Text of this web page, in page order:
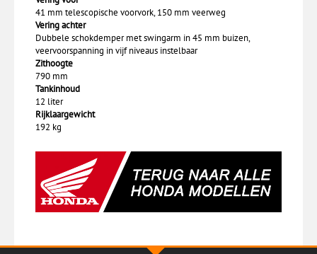
41 mm telescopische voorvork, 150 mm veerweg
Vering achter
Dubbele schokdemper met swingarm in 45 mm buizen,
veervoorspanning in vijf niveaus instelbaar
Zithoogte
790 mm
Tankinhoud
12 liter
Rijklaargewicht
192 kg